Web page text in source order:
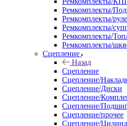
Ремкомплекты/
Ремкомплекты/
Ремкомплекты/
Ремкомплекты/
Ремкомплекты/
Сцепление
Назад
Сцепление
Сцепление/
Сцепление/Диски
Сцепление/
Сцепление/
Сцепление/прочее
Сцепление/